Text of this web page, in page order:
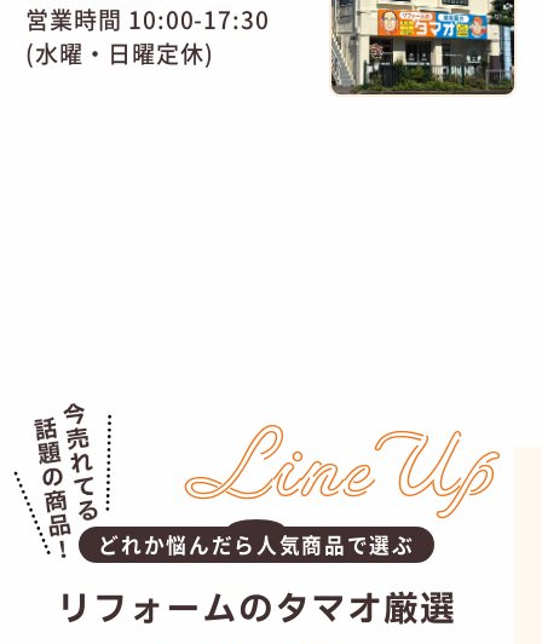
営業時間 10:00-17:30
(水曜・日曜定休)
LineUp
どれか悩んだら人気商品で選ぶ
リフォームのタマオ厳選